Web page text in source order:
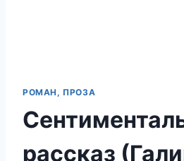
РОМАН, ПРОЗА
рассказ